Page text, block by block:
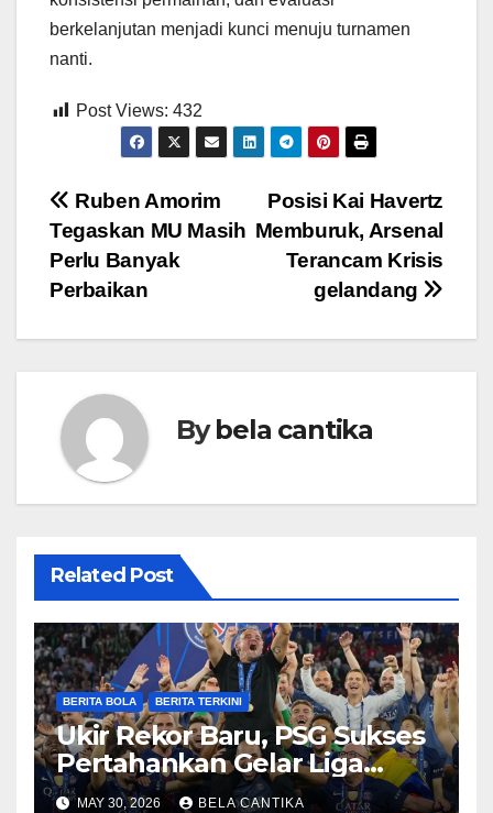
berkelanjutan menjadi kunci menuju turnamen
nanti.
Post Views: 432
Post
navigation
Posisi Kai Havertz
Memburuk, Arsenal
Terancam Krisis
gelandang
Ruben Amorim
Tegaskan MU Masih
Perlu Banyak
Perbaikan
Bybela cantika
Related Post
BERITA BOLA BERITA TERKINI
Ukir Rekor Baru, PSG Sukses
Pertahankan Gelar Liga
Champions
MAY 30, 2026 BELA CANTIKA